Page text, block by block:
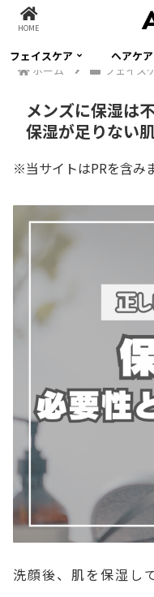
フェイスケア ヘアケア
ホーム
フェイス
メンズに保湿は
保湿が足りない
※当サイトはPRを含み
洗顔後、肌を保湿し
HOME